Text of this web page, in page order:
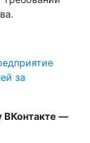
за
ВКонтакте —